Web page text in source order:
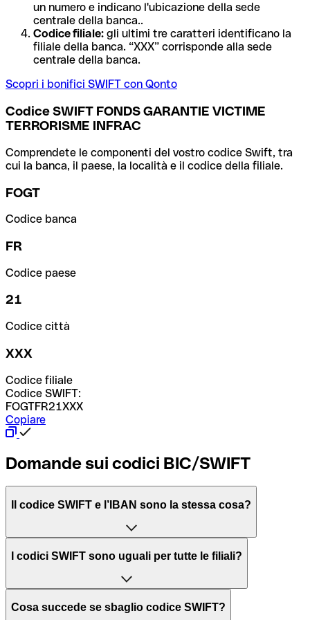
un numero e indicano l'ubicazione della sede
centrale della banca..
Codice filiale: gli ultimi tre caratteri identificano la
filiale della banca. “XXX” corrisponde alla sede
centrale della banca.
Scopri i bonifici SWIFT con Qonto
Codice SWIFT FONDS GARANTIE VICTIME
TERRORISME INFRAC
Comprendete le componenti del vostro codice Swift, tra
cui la banca, il paese, la località e il codice della filiale.
FOGT
Codice banca
FR
Codice paese
21
Codice città
XXX
Codice filiale
Codice SWIFT:
FOGTFR21XXX
Copiare
Domande sui codici BIC/SWIFT
Il codice SWIFT e l’IBAN sono la stessa cosa?
L'acronimo SWIFT sta per “Society for Worldwide
per l’elaborazione dei pagamenti tra diversi Paesi.
I codici SWIFT sono uguali per tutte le filiali?
Dipende dalle banche. In alcuni casi le banche utilizzano
Cosa succede se sbaglio codice SWIFT?